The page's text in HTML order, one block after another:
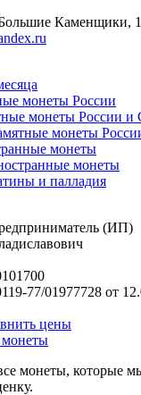
Каменщики,
монеты России
монеты России
монеты
монеты
монеты
и палладия
(ИП)
77/01977728 от
цены
монеты, которые